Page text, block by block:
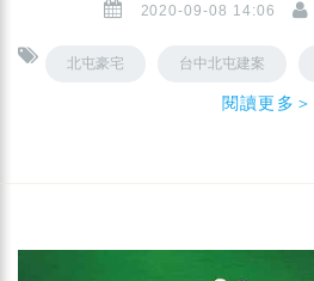
2020-09-08 14:06
北屯豪宅 台中北屯建案
閱讀更多＞